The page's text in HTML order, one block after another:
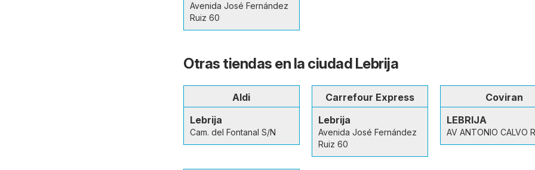
Avenida José Fernández
Ruiz 60
Otras tiendas en la ciudad Lebrija
Aldi
Lebrija
Cam. del Fontanal S/N
Carrefour Express
Lebrija
Avenida José Fernández
Ruiz 60
Coviran
LEBRIJA
AV ANTONIO CALVO